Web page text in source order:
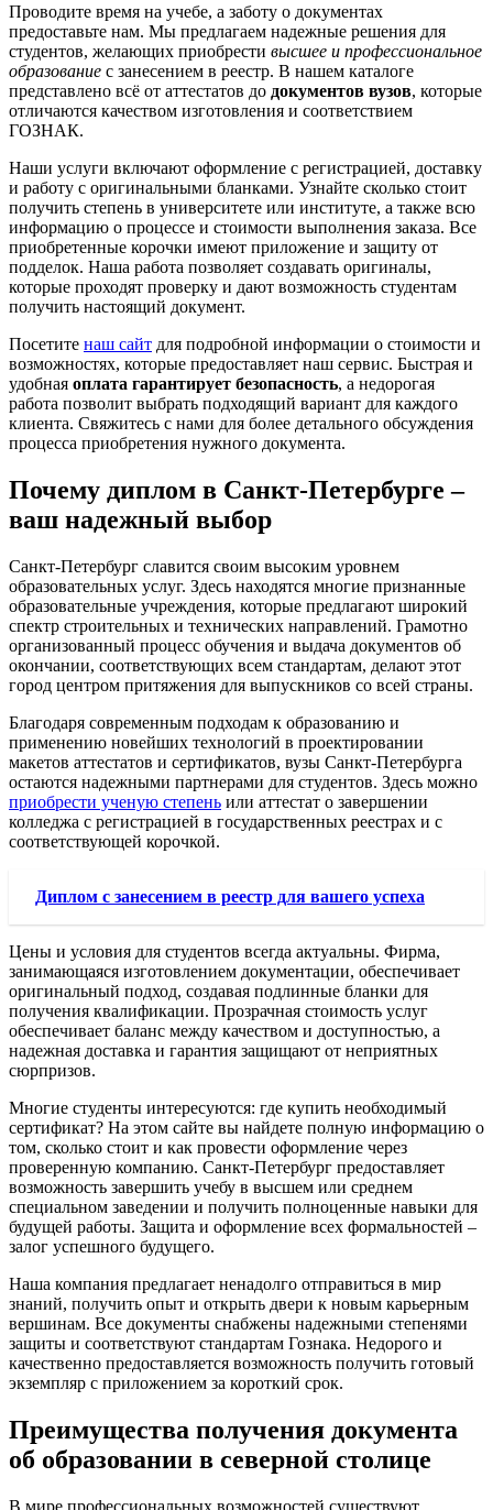
Проводите время на учебе, а заботу о документах
предоставьте нам. Мы предлагаем надежные решения для
студентов, желающих приобрести высшее и профессиональное
образование с занесением в реестр. В нашем каталоге
представлено всё от аттестатов до документов вузов, которые
отличаются качеством изготовления и соответствием
ГОЗНАК.
Наши услуги включают оформление с регистрацией, доставку
и работу с оригинальными бланками. Узнайте сколько стоит
получить степень в университете или институте, а также всю
информацию о процессе и стоимости выполнения заказа. Все
приобретенные корочки имеют приложение и защиту от
подделок. Наша работа позволяет создавать оригиналы,
которые проходят проверку и дают возможность студентам
получить настоящий документ.
Посетите наш сайт для подробной информации о стоимости и
возможностях, которые предоставляет наш сервис. Быстрая и
удобная оплата гарантирует безопасность, а недорогая
работа позволит выбрать подходящий вариант для каждого
клиента. Свяжитесь с нами для более детального обсуждения
процесса приобретения нужного документа.
Почему диплом в Санкт-Петербурге –
ваш надежный выбор
Санкт-Петербург славится своим высоким уровнем
образовательных услуг. Здесь находятся многие признанные
образовательные учреждения, которые предлагают широкий
спектр строительных и технических направлений. Грамотно
организованный процесс обучения и выдача документов об
окончании, соответствующих всем стандартам, делают этот
город центром притяжения для выпускников со всей страны.
Благодаря современным подходам к образованию и
применению новейших технологий в проектировании
макетов аттестатов и сертификатов, вузы Санкт-Петербурга
остаются надежными партнерами для студентов. Здесь можно
приобрести ученую степень или аттестат о завершении
колледжа с регистрацией в государственных реестрах и с
соответствующей корочкой.
Диплом с занесением в реестр для вашего успеха
Цены и условия для студентов всегда актуальны. Фирма,
занимающаяся изготовлением документации, обеспечивает
оригинальный подход, создавая подлинные бланки для
получения квалификации. Прозрачная стоимость услуг
обеспечивает баланс между качеством и доступностью, а
надежная доставка и гарантия защищают от неприятных
сюрпризов.
Многие студенты интересуются: где купить необходимый
сертификат? На этом сайте вы найдете полную информацию о
том, сколько стоит и как провести оформление через
проверенную компанию. Санкт-Петербург предоставляет
возможность завершить учебу в высшем или среднем
специальном заведении и получить полноценные навыки для
будущей работы. Защита и оформление всех формальностей –
залог успешного будущего.
Наша компания предлагает ненадолго отправиться в мир
знаний, получить опыт и открыть двери к новым карьерным
вершинам. Все документы снабжены надежными степенями
защиты и соответствуют стандартам Гознака. Недорого и
качественно предоставляется возможность получить готовый
экземпляр с приложением за короткий срок.
Преимущества получения документа
об образовании в северной столице
В мире профессиональных возможностей существуют